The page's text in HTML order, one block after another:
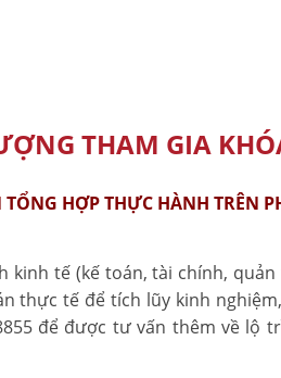
THAM GIA
HỢP THỰC HÀNH TRÊN
kinh tế (kế toán, tài chính,
thực tế để tích lũy kinh
để được tư vấn thêm về lộ